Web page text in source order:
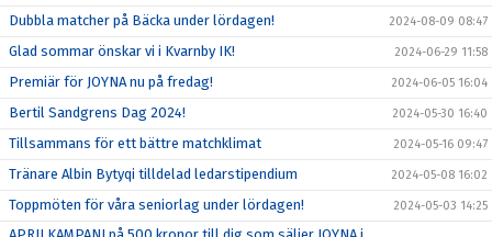
Dubbla matcher på Bäcka under lördagen! 2024-08-09 08:47
Glad sommar önskar vi i Kvarnby IK! 2024-06-29 11:58
Premiär för JOYNA nu på fredag! 2024-06-05 16:04
Bertil Sandgrens Dag 2024! 2024-05-30 16:40
Tillsammans för ett bättre matchklimat 2024-05-16 09:47
Tränare Albin Bytyqi tilldelad ledarstipendium 2024-05-08 16:02
Toppmöten för våra seniorlag under lördagen! 2024-05-03 14:25